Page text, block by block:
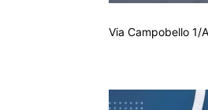
Via Campobello 1/